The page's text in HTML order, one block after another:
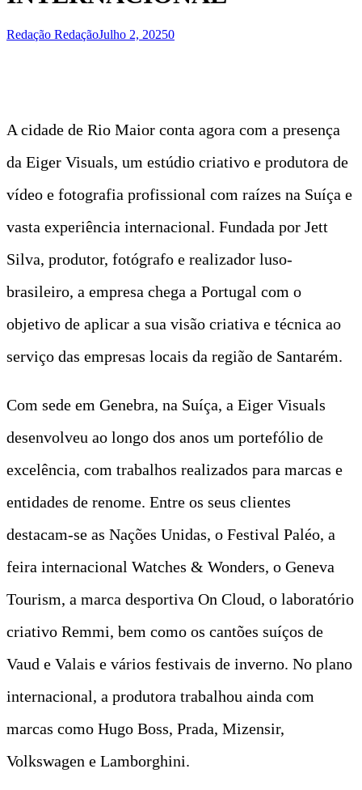
Redação RedaçãoJulho 2, 20250
A cidade de Rio Maior conta agora com a presença
da Eiger Visuals, um estúdio criativo e produtora de
vídeo e fotografia profissional com raízes na Suíça e
vasta experiência internacional. Fundada por Jett
Silva, produtor, fotógrafo e realizador luso-
brasileiro, a empresa chega a Portugal com o
objetivo de aplicar a sua visão criativa e técnica ao
serviço das empresas locais da região de Santarém.
Com sede em Genebra, na Suíça, a Eiger Visuals
desenvolveu ao longo dos anos um portefólio de
excelência, com trabalhos realizados para marcas e
entidades de renome. Entre os seus clientes
destacam-se as Nações Unidas, o Festival Paléo, a
feira internacional Watches & Wonders, o Geneva
Tourism, a marca desportiva On Cloud, o laboratório
criativo Remmi, bem como os cantões suíços de
Vaud e Valais e vários festivais de inverno. No plano
internacional, a produtora trabalhou ainda com
marcas como Hugo Boss, Prada, Mizensir,
Volkswagen e Lamborghini.